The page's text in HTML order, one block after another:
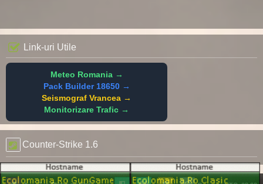
Link-uri Utile
Meteo Romania →
Pack Builder 18650 →
Seismograf Vrancea →
Monitorizare Trafic →
Counter-Strike 1.6